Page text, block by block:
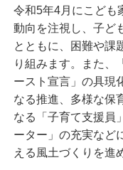
令和5年4月にこども
動向を注視し、子ど
とともに、困難や課
り組みます。また、
ースト宣言」の具現
なる推進、多様な
なる「子育て支援員
ーター」の充実など
える風土づくりを進